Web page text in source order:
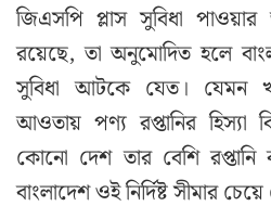
জিএসপি প্লাস সুবিধা
রয়েছে, তা অনুমোদিত হলে
সুবিধা আটকে যেত। যেমন
আওতায় পণ্য রপ্তানির হিস্যা
কোনো দেশ তার বেশি রপ্তানি
বাংলাদেশ ওই নির্দিষ্ট সীমার